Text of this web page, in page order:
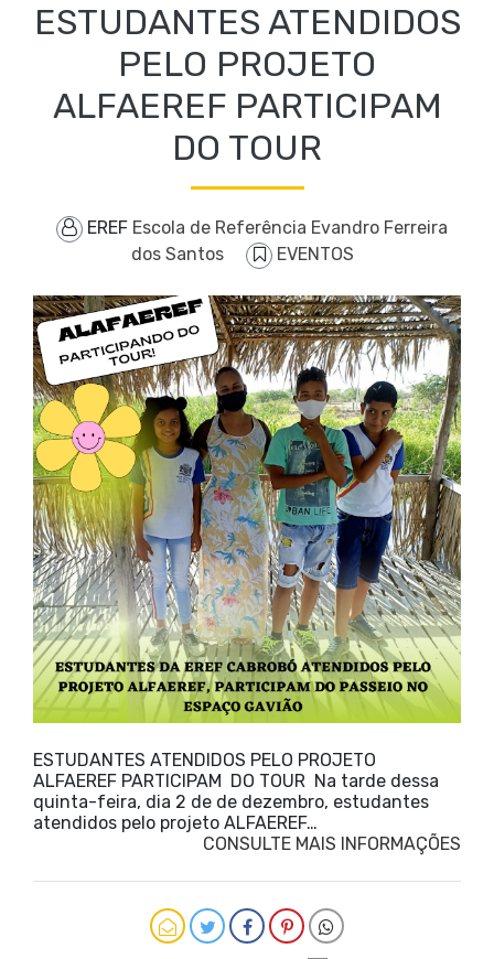
ESTUDANTES ATENDIDOS
PELO PROJETO
ALFAEREF PARTICIPAM
DO TOUR
EREF Escola de Referência Evandro Ferreira
dos Santos
EVENTOS
ESTUDANTES ATENDIDOS PELO PROJETO
ALFAEREF PARTICIPAM DO TOUR Na tarde dessa
quinta-feira, dia 2 de de dezembro, estudantes
atendidos pelo projeto ALFAEREF…
CONSULTE MAIS INFORMAÇÕES